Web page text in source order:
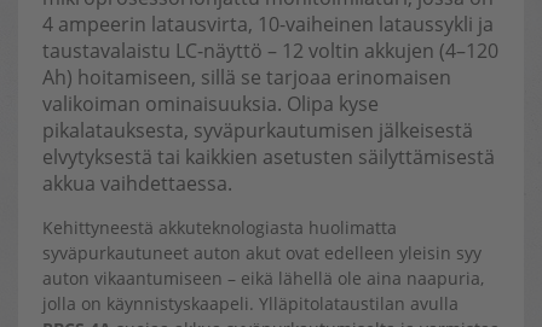
4 ampeerin latausvirta, 10-vaiheinen lataussykli ja
taustavalaistu LC-näyttö – 12 voltin akkujen (4–120
Ah) hoitamiseen, sillä se tarjoaa erinomaisen
valikoiman ominaisuuksia. Olipa kyse
pikalatauksesta, syväpurkautumisen jälkeisestä
elvytyksestä tai kaikkien asetusten säilyttämisestä
akkua vaihdettaessa.
Kehittyneestä akkuteknologiasta huolimatta
syväpurkautuneet auton akut ovat edelleen yleisin syy
auton vikaantumiseen – eikä lähellä ole aina naapuria,
jolla on käynnistyskaapeli. Ylläpitolataustilan avulla